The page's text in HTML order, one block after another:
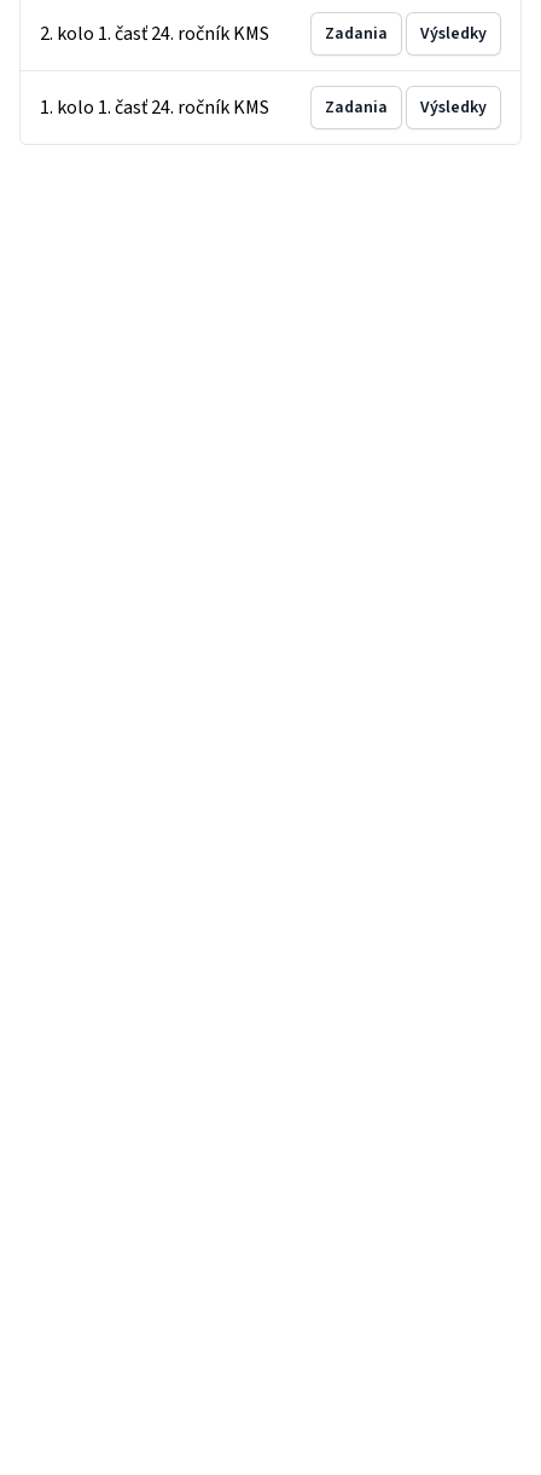
2. kolo 1. časť 24. ročník KMS Zadania Výsledky
1. kolo 1. časť 24. ročník KMS Zadania Výsledky